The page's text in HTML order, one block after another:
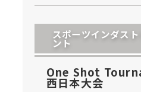
スポーツインダス
ント
One Shot
西日本大会